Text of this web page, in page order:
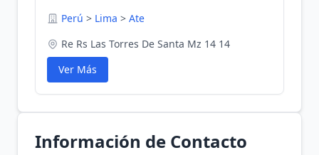
Perú > Lima > Ate
Re Rs Las Torres De Santa Mz 14 14
Ver Más
Información de Contacto